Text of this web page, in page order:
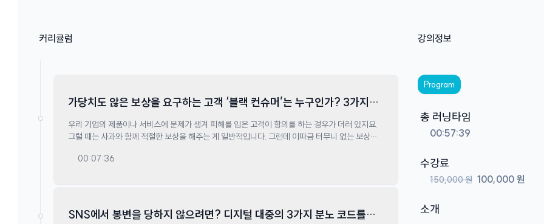
커리큘럼
가당치도 않은 보상을 요구하는 고객 ‘블랙 컨슈머’는 누구인가? 3가지
특징으로 알아차릴 수 있다!
우리 기업의 제품이나 서비스에 문제가 생겨 피해를 입은 고객이 항의를 하는 경우가 더러 있지요.
그럴 때는 사과와 함께 적절한 보상을 해주는 게 일반적입니다. 그런데 이따금 터무니 없는 보상을
겨자먹기로 그들의 요구를 들어주곤 합니다. 그런데 진짜 피해를 입은 것이 아니라 처음부터
00:07:36
SNS에서 봉변을 당하지 않으려면? 디지털 대중의 3가지 분노 코드를
강의정보
Program
총 러닝타임
00:57:39
수강료
150,000 원 100,000 원
소개